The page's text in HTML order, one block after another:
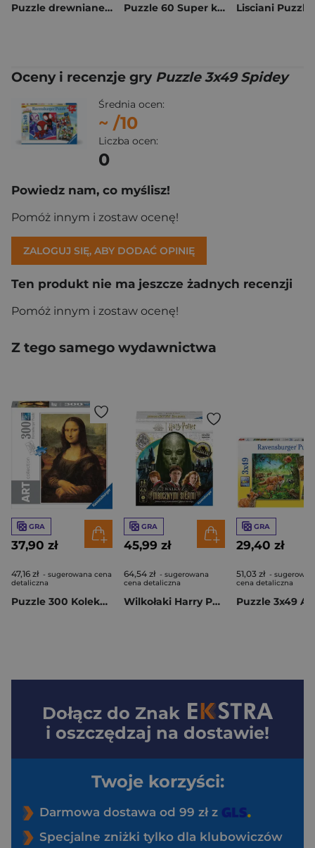
Puzzle drewniane 2x25 Świnka Peppa 113784 Puzzle 60 Super kolor Cars 26317
Oceny i recenzje gry Puzzle 3x49 Spidey
Średnia ocen:
~ /10
Liczba ocen:
0
Powiedz nam, co myślisz!
Pomóż innym i zostaw ocenę!
ZALOGUJ SIĘ, ABY DODAĆ OPINIĘ
Ten produkt nie ma jeszcze żadnych recenzji
Pomóż innym i zostaw ocenę!
Z tego samego wydawnictwa
GRA
37,90 zł
47,16 zł - sugerowana cena
detaliczna
Puzzle 300 Kolekcja Art Leonardo Mona Lisa 14005
GRA
45,99 zł
64,54 zł - sugerowana
cena detaliczna
Wilkołaki Harry Potter
GRA
29,40 zł
51,03 zł -
cena detaliczna
Dołącz do Znak
i oszczędzaj na dostawie!
Twoje korzyści:
Darmowa dostawa od 99 zł z
Specjalne zniżki tylko dla klubowiczów